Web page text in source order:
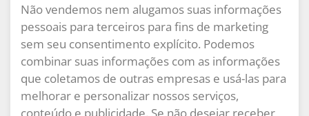
Não vendemos nem alugamos suas informações
pessoais para terceiros para fins de marketing
sem seu consentimento explícito. Podemos
combinar suas informações com as informações
que coletamos de outras empresas e usá-las para
melhorar e personalizar nossos serviços,